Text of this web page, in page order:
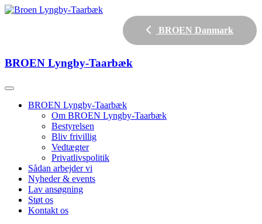
BROEN Danmark
BROEN Lyngby-Taarbæk
BROEN Lyngby-Taarbæk
Om BROEN Lyngby-Taarbæk
Bestyrelsen
Bliv frivillig
Vedtægter
Privatlivspolitik
Sådan arbejder vi
Nyheder & events
Lav ansøgning
Støt os
Kontakt os